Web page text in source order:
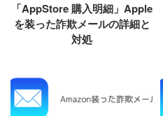
「AppStore 購入明細」Apple
を装った詐欺メールの詳細と
対処